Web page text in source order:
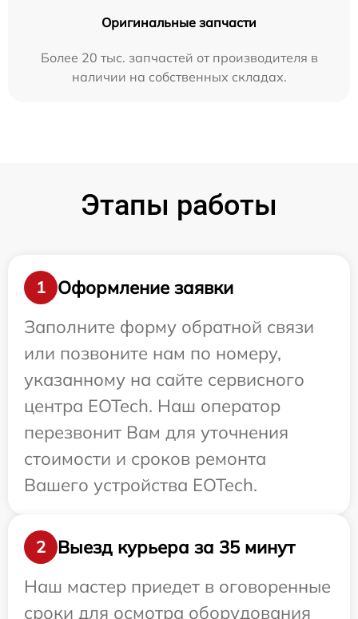
Оригинальные запчасти
Более 20 тыс. запчастей от производителя в
наличии на собственных складах.
Этапы работы
1
Оформление заявки
Заполните форму обратной связи
или позвоните нам по номеру,
указанному на сайте сервисного
центра EOTech. Наш оператор
перезвонит Вам для уточнения
стоимости и сроков ремонта
Вашего устройства EOTech.
2
Выезд курьера за 35 минут
Наш мастер приедет в оговоренные
сроки для осмотра оборудования